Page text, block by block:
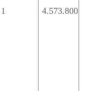
1 4.573.800